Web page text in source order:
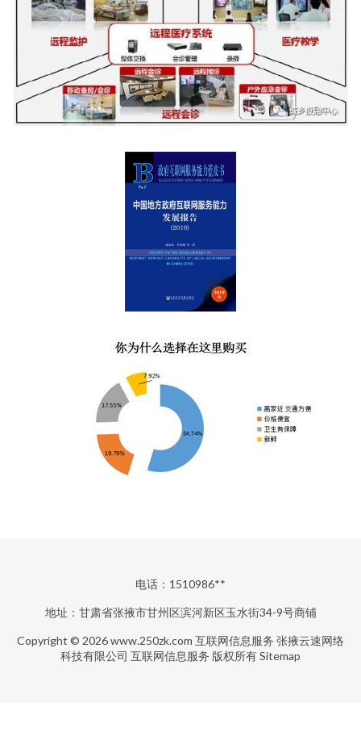
电话：1510986**
地址：甘肃省张掖市甘州区滨河新区玉水街34-9号商铺
Copyright © 2026www.250zk.com 互联网信息服务 张掖云速网络
科技有限公司 互联网信息服务 版权所有Sitemap